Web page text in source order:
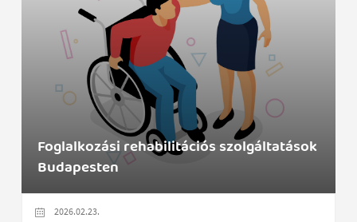
Foglalkozási rehabilitációs szolgáltatások
Budapesten
2026.02.23.